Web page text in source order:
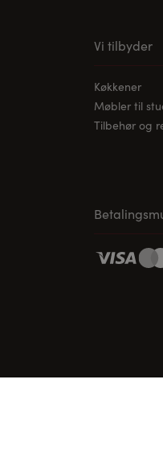
Vi tilbyder
Køkkener
Møbler til
Tilbehør og